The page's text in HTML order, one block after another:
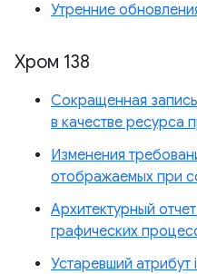
Утренние
Хром 138
Сокращенная
в качестве ресурса
Изменения
отображаемых при
Архитектурный
графических
Устаревший